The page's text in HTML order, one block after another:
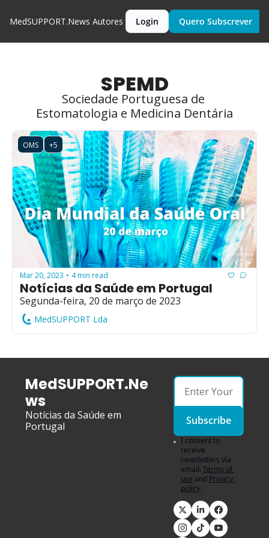
MedSUPPORT.News Autores Login Quero Subscrever
SPEMD
Sociedade Portuguesa de
Estomatologia e Medicina Dentária
OMS +5
Mar 20, 2023 • 4 min read
Notícias da Saúde em Portugal
Segunda-feira, 20 de março de 2023
MedSUPPORT Lda
MedSUPPORT.Ne
ws
Notícias da Saúde em
Portugal
Subscribe
I consent to
receive
newsletters via
email. Terms of
use and Privacy
policy.